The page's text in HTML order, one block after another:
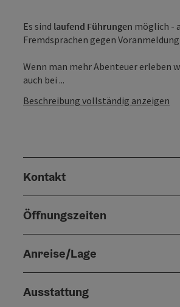
Es sind laufend Führungen möglich -
Fremdsprachen gegen
Wenn man mehr Abenteuer erleben
auch bei ...
Beschreibung vollständig anzeigen
Kontakt
Öffnungszeiten
Anreise/Lage
Ausstattung